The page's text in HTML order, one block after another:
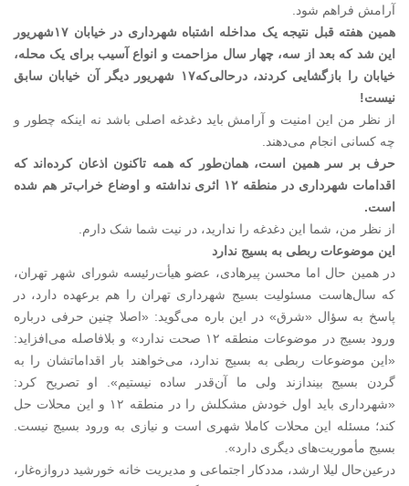
آرامش فراهم شود.
همین هفته قبل نتیجه یک مداخله اشتباه شهرداری در خیابان ۱۷شهریور
این شد که بعد از سه، چهار سال مزاحمت و انواع آسیب برای یک محله،
خیابان را بازگشایی کردند، درحالی‌که۱۷ شهریور دیگر آن خیابان سابق
نیست!
از نظر من این امنیت و آرامش باید دغدغه اصلی باشد نه اینکه چطور و
چه کسانی انجام می‌دهند.
‌حرف بر سر همین است، همان‌طور که همه تاکنون اذعان کرده‌‌اند که
اقدامات شهرداری در منطقه ۱۲ اثری نداشته و اوضاع خراب‌تر هم شده
است.
از نظر من، شما این دغدغه را ندارید، در نیت شما شک دارم.
این موضوعات ربطی به بسیج ندارد
در همین حال اما محسن پیرهادی، عضو هیأت‌رئیسه شورای شهر تهران،
که سال‌هاست مسئولیت بسیج شهرداری تهران را هم برعهده دارد، در
پاسخ به سؤال «شرق» در این باره می‌گوید: «اصلا چنین حرفی درباره
ورود بسیج در موضوعات منطقه ۱۲ صحت ندارد» و بلافاصله می‌افزاید:
«این موضوعات ربطی به بسیج ندارد، می‌خواهند بار اقداماتشان را به
گردن بسیج بیندازند ولی ما آن‌قدر ساده نیستیم». او تصریح کرد:
«شهرداری باید اول خودش مشکلش را در منطقه ۱۲ و این محلات حل
کند؛ مسئله این محلات کاملا شهری است و نیازی به ورود بسیج نیست.
بسیج مأموریت‌های دیگری دارد».
درعین‌حال لیلا ارشد، مددکار اجتماعی و مدیریت خانه خورشید دروازه‌غار،